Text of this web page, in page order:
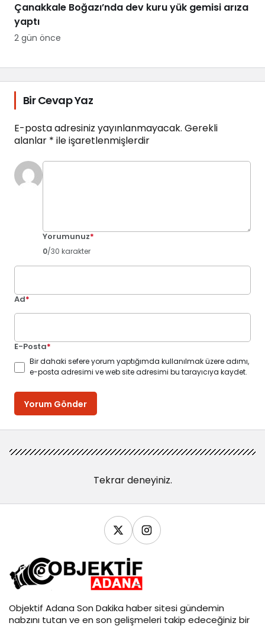
Çanakkale Boğazı’nda dev kuru yük gemisi arıza
yaptı
2 gün önce
Bir Cevap Yaz
E-posta adresiniz yayınlanmayacak. Gerekli
alanlar * ile işaretlenmişlerdir
Yorumunuz*
0/30 karakter
Ad*
E-Posta*
Bir dahaki sefere yorum yaptığımda kullanılmak üzere adımı,
e-posta adresimi ve web site adresimi bu tarayıcıya kaydet.
Yorum Gönder
Tekrar deneyiniz.
Objektif Adana Son Dakika haber sitesi gündemin
nabzını tutan ve en son gelişmeleri takip edeceğiniz bir